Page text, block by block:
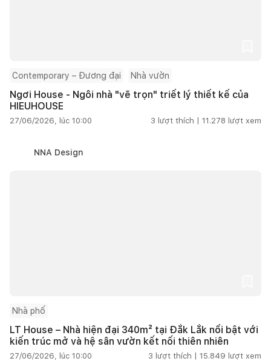
Contemporary – Đương đại Nhà vườn
Ngơi House - Ngôi nhà "vẽ trọn" triết lý thiết kế của
HIEUHOUSE
27/06/2026, lúc 10:00 3 lượt thích | 11.278 lượt xem
NNA Design
Nhà phố
LT House – Nhà hiện đại 340m² tại Đắk Lắk nổi bật với
kiến trúc mở và hệ sân vườn kết nối thiên nhiên
27/06/2026, lúc 10:00 3 lượt thích | 15.849 lượt xem